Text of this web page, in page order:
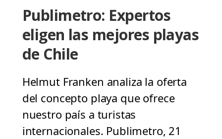
Publimetro: Expertos
eligen las mejores playas
de Chile
Helmut Franken analiza la oferta
del concepto playa que ofrece
nuestro país a turistas
internacionales. Publimetro, 21